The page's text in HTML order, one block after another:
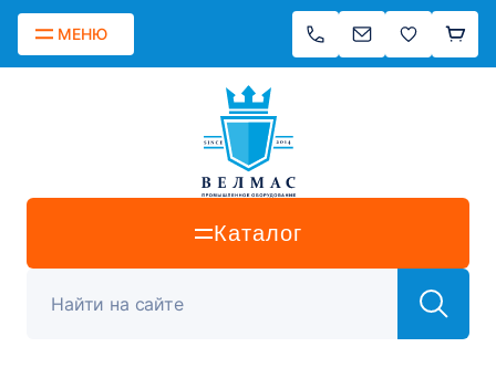
МЕНЮ
Каталог